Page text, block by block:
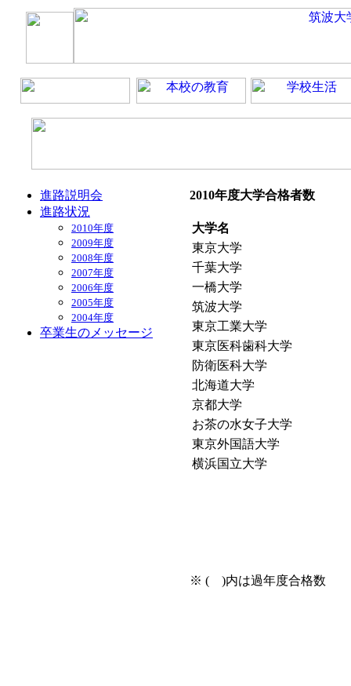
進路説明会
進路状況
2010年度
2009年度
2008年度
2007年度
2006年度
2005年度
2004年度
卒業生のメッセージ
2010年度大学合格者数
大学名
東京大学
千葉大学
一橋大学
筑波大学
東京工業大学
東京医科歯科大学
防衛医科大学
北海道大学
京都大学
お茶の水女子大学
東京外国語大学
横浜国立大学
※ ( )内は過年度合格数